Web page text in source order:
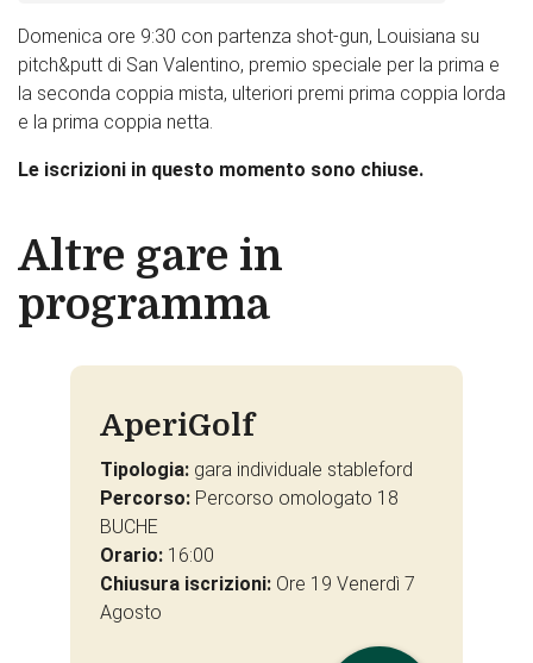
Domenica ore 9:30 con partenza shot-gun, Louisiana su
pitch&putt di San Valentino, premio speciale per la prima e
la seconda coppia mista, ulteriori premi prima coppia lorda
e la prima coppia netta.
Le iscrizioni in questo momento sono chiuse.
Altre gare in
programma
AperiGolf
Tipologia: gara individuale stableford
Percorso: Percorso omologato 18
BUCHE
Orario: 16:00
Chiusura iscrizioni: Ore 19 Venerdì 7
Agosto